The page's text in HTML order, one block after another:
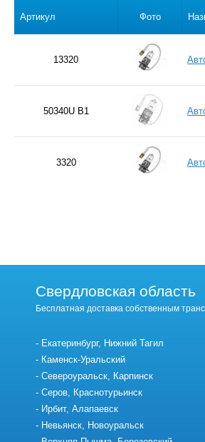
Артикул Фото
13320
50340U B1
3320
Свердловская область
Бесплатная доставка собственным
Екатеринбург, Нижний Тагил
Каменск-Уральский
Североуральск, Карпинск
Серов, Краснотурьинск
Ирбит, Алапаевск
Невьянск, Новоуральск